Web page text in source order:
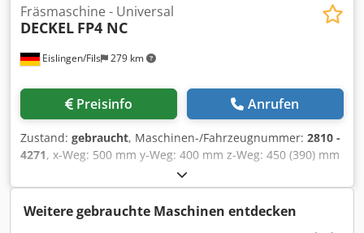
Eislingen/Fils 279 km
Fräsmaschine - Universal
DECKEL FP4 NC
Preisinfo Anrufen
Zustand: gebraucht, Maschinen-/Fahrzeugnummer: 2810 -
4271, x-Weg: 500 mm y-Weg: 400 mm z-Weg: 450 (390) mm
Fläche Plantisch: 710 x 430 mm Spindeldrehzahl max.: 40 -
4000 U/min Vorschubbereich: 10-2000 mm/min Eilgang: 4,0
m/min Spindelantriebmotor: 4,0 kW Werkzeugaufnahme:
SK40 Steuerung: CNC Contour 3 Antriebsleistung: 9 kW
Weitere gebrauchte Maschinen entdecken